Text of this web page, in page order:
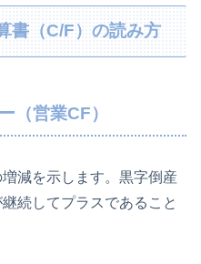
書（C/F）の読み方
（営業CF）
減を示します。黒字倒産
続してプラスであること